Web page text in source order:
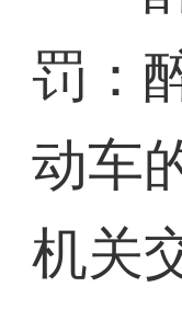
罚：
动车
机关